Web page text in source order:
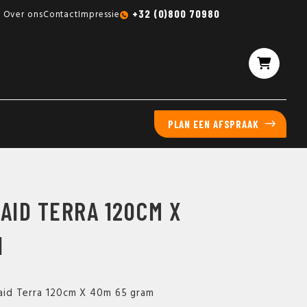
Gratis sampleboxen mogelijk
Over onsContactImpressie +32 (0)800 70980
PLAN EEN AFSPRAAK
TERRA 120CM X
Terra 120cm X 40m 65 gram